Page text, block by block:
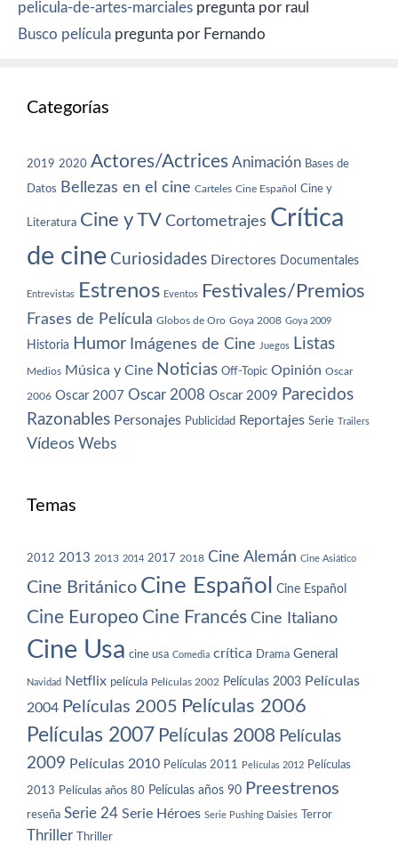
pelicula-de-artes-marciales pregunta por raul
Busco película pregunta por Fernando
Categorías
2019 2020 Actores/Actrices Animación Bases de
Datos Bellezas en el cine Carteles Cine Español Cine y
Literatura Cine y TV Cortometrajes Crítica
de cine Curiosidades Directores Documentales
Entrevistas Estrenos Eventos Festivales/Premios
Frases de Película Globos de Oro Goya 2008 Goya 2009
Historia Humor Imágenes de Cine Juegos Listas
Medios Música y Cine Noticias Off-Topic Opinión Oscar
2006 Oscar 2007 Oscar 2008 Oscar 2009 Parecidos
Razonables Personajes Publicidad Reportajes Serie Trailers
Vídeos Webs
Temas
2012 2013 2013 2014 2017 2018 Cine Alemán Cine Asiático
Cine Británico Cine Español Cine Español
Cine Europeo Cine Francés Cine Italiano
Cine Usa cine usa Comedia crítica Drama General
Navidad Netflix película Películas 2002 Películas 2003 Películas
2004 Películas 2005 Películas 2006
Películas 2007 Películas 2008 Películas
2009 Películas 2010 Películas 2011 Películas 2012 Películas
2013 Películas años 80 Películas años 90 Preestrenos
reseña Serie 24 Serie Héroes Serie Pushing Daisies Terror
Thriller Thriller